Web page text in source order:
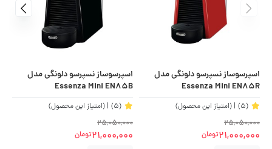
اسپرسوساز نسپرسو دلونگی مدل
Essenza Mini EN85R
(5)
| (امتیاز این محصول)
25,050,000
21,000,000تومان
اسپرسوساز نسپرسو دلونگی مدل
Essenza Mini EN85B
(5)
| (امتیاز این محصول)
25,050,000
21,000,000تومان